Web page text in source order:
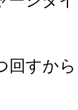
回すか